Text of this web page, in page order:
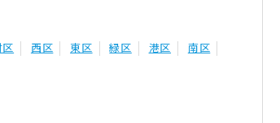
区 西区 東区 緑区 港区 南区